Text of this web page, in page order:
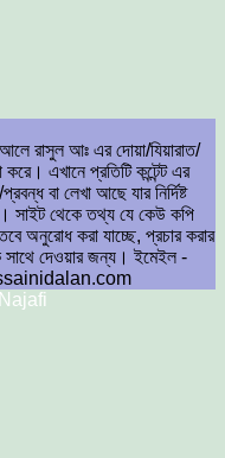
রাসুল আঃ এর দোয়া/যিয়ারাত/
করে। এখানে প্রতিটি কন্টেন্ট এর
বা লেখা আছে যার নির্দিষ্ট
সাইট থেকে তথ্য যে কেউ কপি
অনুরোধ করা যাচ্ছে, প্রচার করার
সাথে দেওয়ার জন্য। ইমেইল -